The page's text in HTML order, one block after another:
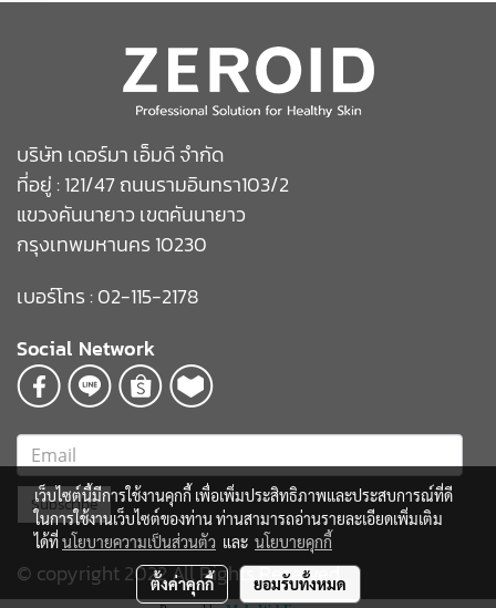
บริษัท เดอร์มา เอ็มดี จำกัด
ที่อยู่ : 121/47 ถนนรามอินทรา103/2
แขวงคันนายาว เขตคันนายาว
กรุงเทพมหานคร 10230
เบอร์โทร : 02-115-2178
Social Network
Subscribe
© copyright 2022 All Rights Reserved
เว็บไซต์นี้มีการใช้งานคุกกี้ เพื่อเพิ่มประสิทธิภาพและประสบการณ์ที่ดี
ในการใช้งานเว็บไซต์ของท่าน ท่านสามารถอ่านรายละเอียดเพิ่มเติม
ได้ที่นโยบายความเป็นส่วนตัว และ นโยบายคุกกี้
ตั้งค่าคุกกี้ ยอมรับทั้งหมด